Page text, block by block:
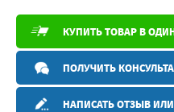
КУПИТЬ ТОВАР В
ПОЛУЧИТЬ
НАПИСАТЬ ОТЗЫВ